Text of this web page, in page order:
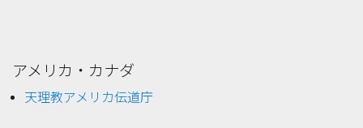
アメリカ・カナダ
天理教アメリカ伝道庁